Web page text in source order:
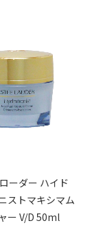
ーダー ハイド
ストマキシマム
ー V/D 50ml